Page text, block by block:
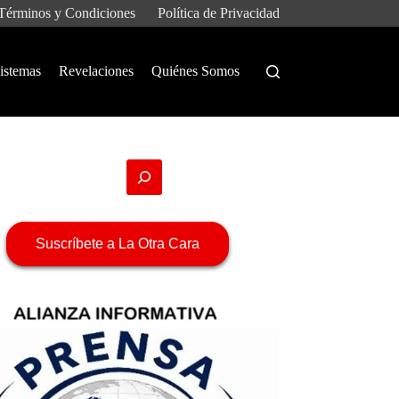
y Condiciones Política de Privacidad
Revelaciones Quiénes Somos
Suscríbete a La Otra Cara